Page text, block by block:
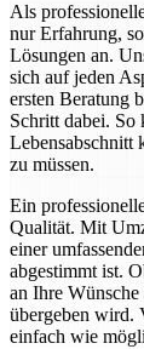
Als
nur Erfahrung,
Lösungen an.
sich auf jeden
ersten Beratung
Schritt dabei. So
Lebensabschnitt
zu müssen.
Ein
Qualität. Mit
einer
abgestimmt ist.
an Ihre Wünsche
übergeben wird.
einfach wie